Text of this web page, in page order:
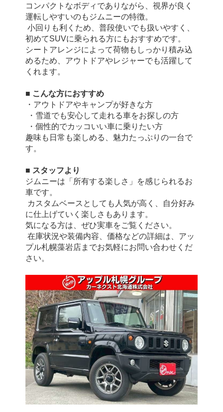
コンパクトなボディでありながら、視界が良く
運転しやすいのもジムニーの特徴。
初めてSUVに乗られる方にもおすすめです。
シートアレンジによって荷物もしっかり積み込
めるため、アウトドアやレジャーでも活躍して
くれます。
■ こんな方におすすめ
・アウトドアやキャンプが好きな方
・雪道でも安心して走れる車をお探しの方
・個性的でカッコいい車に乗りたい方
趣味も日常も楽しめる、魅力たっぷりの一台で
す。
■ スタッフより
ジムニーは「所有する楽しさ」を感じられるお
車です。
に仕上げていく楽しさもあります。
気になる方は、ぜひ実車をご覧ください。
プル札幌藻岩店までお気軽にお問い合わせくだ
さい。